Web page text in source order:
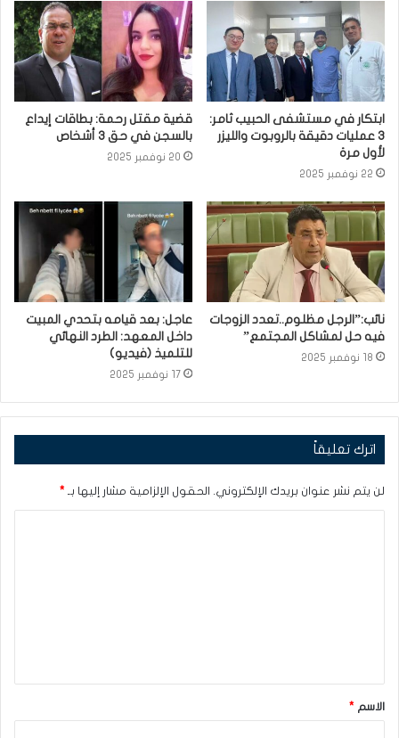
ابتكار في مستشفى الحبيب ثامر:
3 عمليات دقيقة بالروبوت والليزر
لأول مرة
22 نوفمبر 2025
قضية مقتل رحمة: بطاقات إيداع
بالسجن في حق 3 أشخاص
20 نوفمبر 2025
نائب:”الرجل مظلوم..تعدد الزوجات
فيه حل لمشاكل المجتمع”
18 نوفمبر 2025
عاجل: بعد قيامه بتحدي المبيت
داخل المعهد: الطرد النهائي
للتلميذ (فيديو)
17 نوفمبر 2025
اترك تعليقاً
لن يتم نشر عنوان بريدك الإلكتروني. الحقول الإلزامية مشار إليها بـ *
ق
*الاسم *